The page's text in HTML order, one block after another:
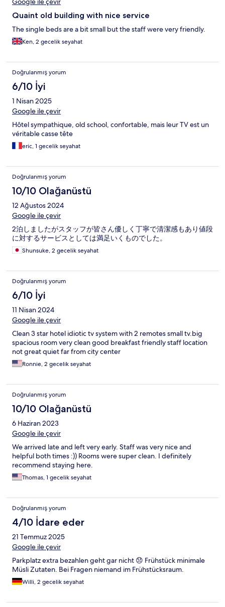
Quaint old building with nice service
The single beds are a bit small but the staff were very friendly.
Ken, 2 gecelik seyahat
Doğrulanmış yorum
6/10 İyi
1 Nisan 2025
Google ile çevir
Hôtel sympathique, old school, confortable, mais leur TV est un
véritable casse tête
eric, 1 gecelik seyahat
Doğrulanmış yorum
10/10 Olağanüstü
12 Ağustos 2024
Google ile çevir
2泊しましたがスタッフが皆さん優しく丁寧で清潔感もあり値段
に対するサービスとしては満足いくものでした。
Shunsuke, 2 gecelik seyahat
Doğrulanmış yorum
6/10 İyi
11 Nisan 2024
Google ile çevir
Clean 3 star hotel idiotic tv system with 2 remotes small tv.big
spacious room very clean good breakfast friendly staff location
not great quiet far from city center
Ronnie, 2 gecelik seyahat
Doğrulanmış yorum
10/10 Olağanüstü
6 Haziran 2023
Google ile çevir
We arrived late and left very early. Staff was very nice and
helpful both times :)) Rooms were super clean. I definitely
recommend staying here.
Thomas, 1 gecelik seyahat
Doğrulanmış yorum
4/10 İdare eder
21 Temmuz 2025
Google ile çevir
Parkplatz extra bezahlen geht gar nicht 😞 Frühstück minimale
Müsli Zutaten. Bei Fragen niemand im Frühstücksraum.
Willi, 2 gecelik seyahat